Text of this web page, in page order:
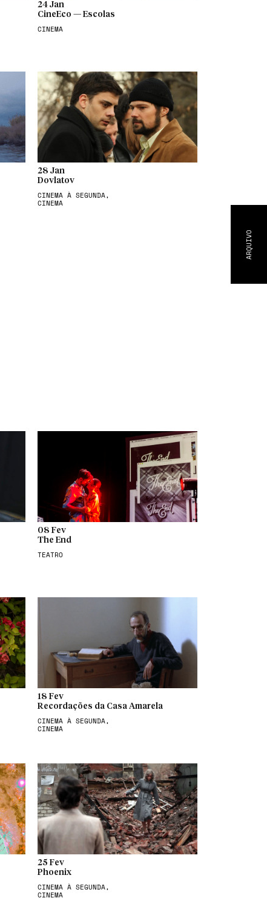
ARQUIVO
24 Jan
CineEco — Escolas
CINEMA
28 Jan
Dovlatov
CINEMA À SEGUNDA,
CINEMA
08 Fev
The End
TEATRO
18 Fev
Recordações da Casa Amarela
CINEMA À SEGUNDA,
CINEMA
25 Fev
Phoenix
CINEMA À SEGUNDA,
CINEMA